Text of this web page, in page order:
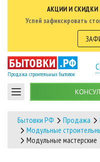
АКЦИИ И СКИДКИ
Успей зафиксировать
Продажа строительных бытовок
Бытовки РФ Продажа
Модульные
Модульные мастерские